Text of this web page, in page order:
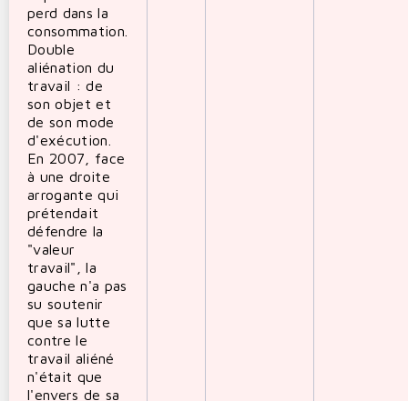
perd dans la
consommation.
Double
aliénation du
travail : de
son objet et
de son mode
d'exécution.
En 2007, face
à une droite
arrogante qui
prétendait
défendre la
"valeur
travail", la
gauche n'a pas
su soutenir
que sa lutte
contre le
travail aliéné
n'était que
l'envers de sa